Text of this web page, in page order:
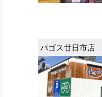
パゴス廿日市店